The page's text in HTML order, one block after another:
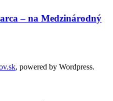
– na Medzinárodný
, powered by Wordpress.